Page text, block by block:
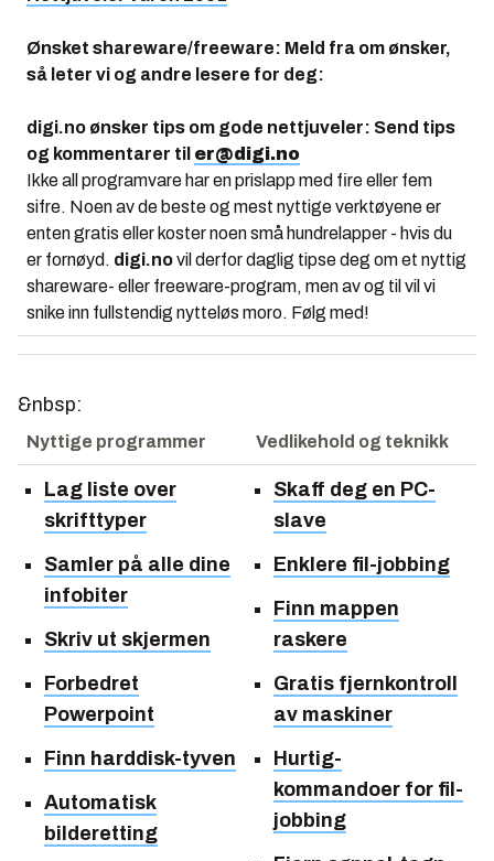
Ønsket shareware/freeware: Meld fra om ønsker,
så leter vi og andre lesere for deg:
digi.no ønsker tips om gode nettjuveler: Send tips
og kommentarer til er@digi.no
Ikke all programvare har en prislapp med fire eller fem
sifre. Noen av de beste og mest nyttige verktøyene er
enten gratis eller koster noen små hundrelapper - hvis du
er fornøyd. digi.novil derfor daglig tipse deg om et nyttig
shareware- eller freeware-program, men av og til vil vi
snike inn fullstendig nytteløs moro. Følg med!
&nbsp:
Nyttige programmer Vedlikehold og teknikk
Lag liste over
skrifttyper
Samler på alle dine
infobiter
Skriv ut skjermen
Forbedret
Powerpoint
Finn harddisk-tyven
Automatisk
bilderetting
Skaff deg en PC-
slave
Enklere fil-jobbing
Finn mappen
raskere
Gratis fjernkontroll
av maskiner
Hurtig-
kommandoer for fil-
jobbing